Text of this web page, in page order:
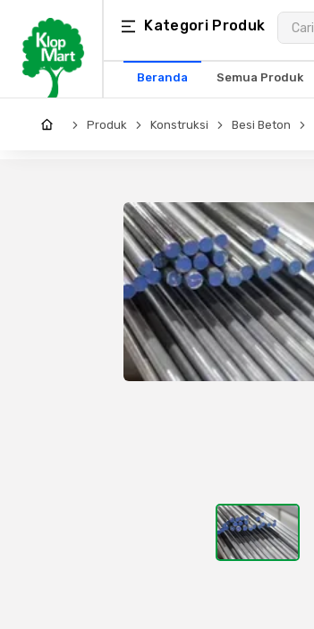
Kategori Produk
Beranda Semua Produk
Kategori
Produk
Arsitektur
Produk Konstruksi Besi Beton